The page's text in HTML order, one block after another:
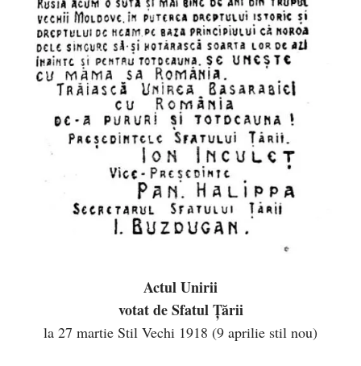
Actul Unirii
votat de Sfatul Ţării
la 27 martie Stil Vechi 1918 (9 aprilie stil nou)